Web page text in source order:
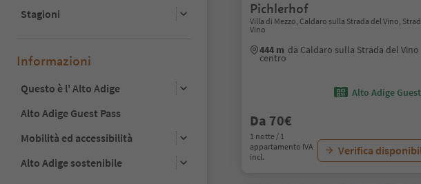
Stagioni
Informazioni
Questo è l' Alto Adige
Alto Adige Guest Pass
Mobilità ed accessibilità
Alto Adige sostenibile
Pichlerhof
Villa di Mezzo, Caldaro sulla Strada del Vino,
Vino
444 m da Caldaro sulla Strada del Vino
centro
Alto Adige
Da 70€
1 notte / 1
appartamento IVA
incl.
Verifica